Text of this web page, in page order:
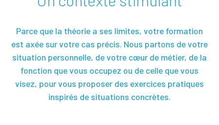
Parce que la théorie a ses limites, votre formation
est axée sur votre cas précis. Nous partons de votre
situation personnelle, de votre cœur de métier, de la
fonction que vous occupez ou de celle que vous
visez, pour vous proposer des exercices pratiques
inspirés de situations concrètes.